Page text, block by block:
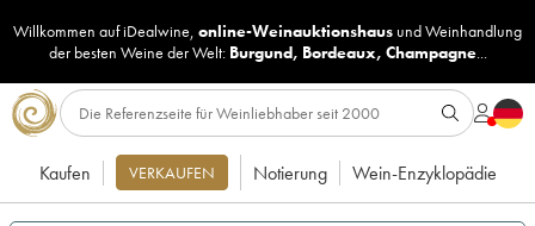
Willkommen auf iDealwine, online-Weinauktionshaus undWeinhandlung
der besten Weine der Welt: Burgund, Bordeaux, Champagne...
Kaufen VERKAUFEN Notierung Wein-Enzyklopädie